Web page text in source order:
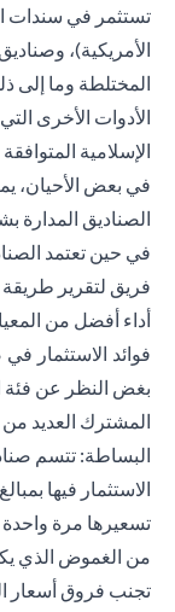
تستثمر في سندات
الأمريكية)،
المختلطة وما إلى
الأدوات الأخرى
الإسلامية
في بعض الأحيان،
الصناديق المدارة
في حين تعتمد
فريق لتقرير
أداء أفضل من
فوائد الاستثمار
بغض النظر عن فئة
المشترك العديد من
البساطة: تتسم
الاستثمار فيها
تسعيرها مرة
من الغموض الذي
تجنب فروق أسعار